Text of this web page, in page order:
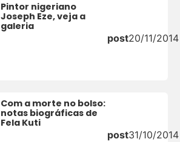
Pintor nigeriano
Joseph Eze, veja a
galeria
post20/11/2014
Com a morte no bolso:
notas biográficas de
Fela Kuti
post31/10/2014